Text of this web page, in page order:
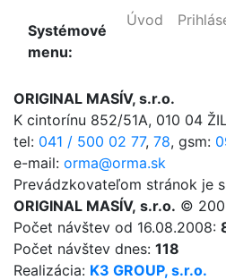
Systémové
menu:
Úvod
ORIGINAL MASÍV, s.r.o.
K cintorínu 852/51A, 010 04
tel: 041 / 500 02 77, 78, gsm:
e-mail: orma@orma.sk
Prevádzkovateľom stránok je
ORIGINAL MASÍV, s.r.o. ©
Počet návštev od 16.08.2008:
Počet návštev dnes: 118
Realizácia: K3 GROUP, s.r.o.